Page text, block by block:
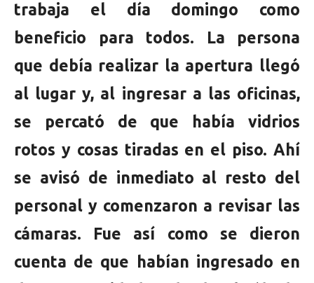
trabaja el día domingo como
beneficio para todos. La persona
que debía realizar la apertura llegó
al lugar y, al ingresar a las oficinas,
se percató de que había vidrios
rotos y cosas tiradas en el piso. Ahí
se avisó de inmediato al resto del
personal y comenzaron a revisar las
cámaras. Fue así como se dieron
cuenta de que habían ingresado en